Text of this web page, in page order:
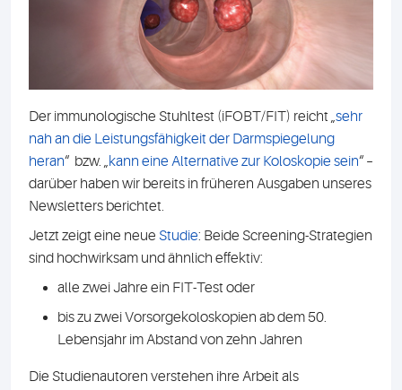
Der immunologische Stuhltest (iFOBT/FIT) reicht „sehr
nah an die Leistungsfähigkeit der Darmspiegelung
heran“ bzw. „kann eine Alternative zur Koloskopie sein“ –
darüber haben wir bereits in früheren Ausgaben unseres
Newsletters berichtet.
Jetzt zeigt eine neue Studie: Beide Screening-Strategien
sind hochwirksam und ähnlich effektiv:
alle zwei Jahre ein FIT-Test oder
bis zu zwei Vorsorgekoloskopien ab dem 50.
Lebensjahr im Abstand von zehn Jahren
Die Studienautoren verstehen ihre Arbeit als